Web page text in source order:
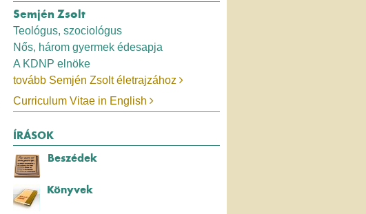
Semjén Zsolt
Teológus, szociológus
Nős, három gyermek édesapja
A KDNP elnöke
tovább Semjén Zsolt életrajzához
Curriculum Vitae in English
ÍRÁSOK
Beszédek
Könyvek